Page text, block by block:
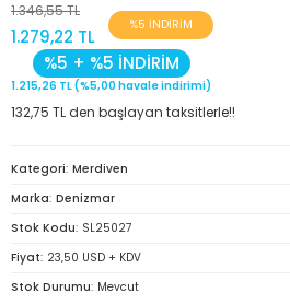
1.346,55 TL
1.279,22 TL
%5 İNDİRİM
%5 + %5 İNDİRİM
1.215,26 TL (%5,00 havale indirimi)
132,75 TL den başlayan taksitlerle!!
Kategori Merdiven
Marka Denizmar
Stok Kodu SL25027
Fiyat 23,50 USD + KDV
Stok Durumu Mevcut